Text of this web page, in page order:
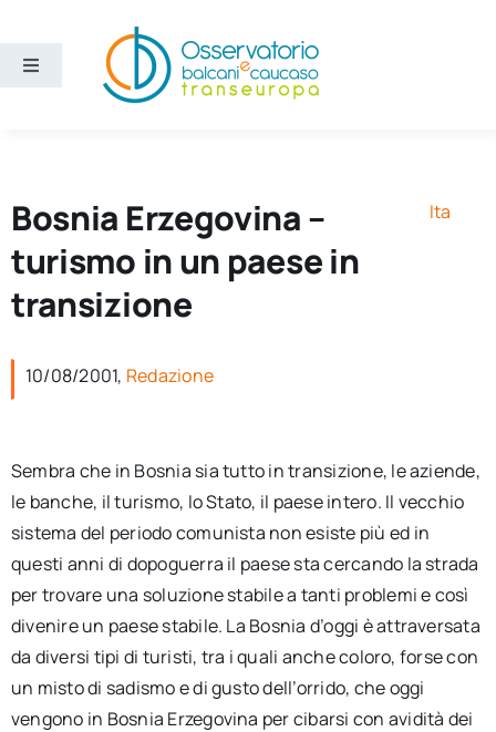
contenuto
Toggle
Ricerca e divulgazione
Cerca
per:
Newsletter
Bosnia Erzegovina –
turismo in un paese in
transizione
Ita
10/08/2001, Redazione
Sembra che in Bosnia sia tutto in transizione, le aziende,
le banche, il turismo, lo Stato, il paese intero. Il vecchio
sistema del periodo comunista non esiste più ed in
questi anni di dopoguerra il paese sta cercando la strada
per trovare una soluzione stabile a tanti problemi e così
divenire un paese stabile. La Bosnia d’oggi è attraversata
da diversi tipi di turisti, tra i quali anche coloro, forse con
un misto di sadismo e di gusto dell’orrido, che oggi
vengono in Bosnia Erzegovina per cibarsi con avidità dei